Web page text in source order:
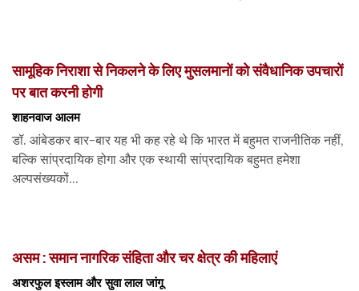
सामूहिक निराशा से निकलने के लिए मुसलमानों को संवैधानिक उपचारों
पर बात करनी होगी
शाहनवाज आलम
डॉ. आंबेडकर बार-बार यह भी कह रहे थे कि भारत में बहुमत राजनीतिक नहीं,
बल्कि सांप्रदायिक होगा और एक स्थायी सांप्रदायिक बहुमत हमेशा
अल्पसंख्यकों...
असम : समान नागरिक संहिता और चर क्षेत्र की महिलाएं
अशरफुल इस्लाम और सुवा लाल जांगू